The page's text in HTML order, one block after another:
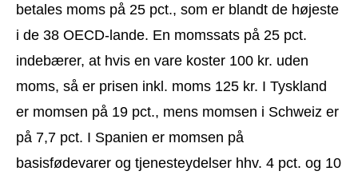
betales moms på 25 pct., som er blandt de højeste
i de 38 OECD-lande. En momssats på 25 pct.
indebærer, at hvis en vare koster 100 kr. uden
moms, så er prisen inkl. moms 125 kr. I Tyskland
er momsen på 19 pct., mens momsen i Schweiz er
på 7,7 pct. I Spanien er momsen på
basisfødevarer og tjenesteydelser hhv. 4 pct. og 10